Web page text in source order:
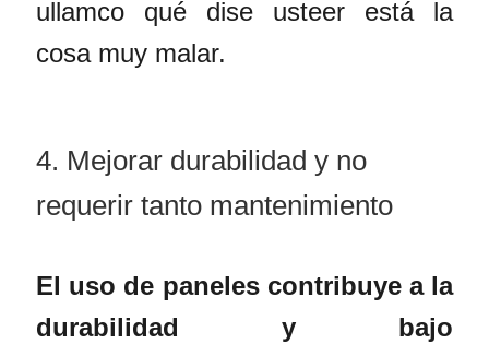
ullamco qué dise usteer está la
cosa muy malar.
4. Mejorar durabilidad y no
requerir tanto mantenimiento
El uso de paneles contribuye a la
durabilidad y bajo